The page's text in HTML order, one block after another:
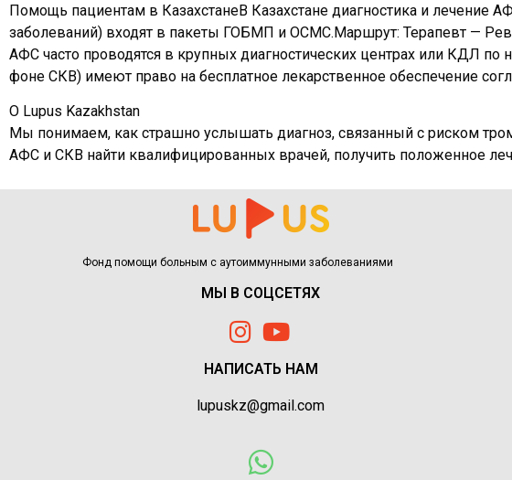
Помощь пациентам в КазахстанеВ Казахстане диагностика и лечение
заболеваний) входят в пакеты ГОБМП и ОСМС.Маршрут: Терапевт —
АФС часто проводятся в крупных диагностических центрах или КДЛ
фоне СКВ) имеют право на бесплатное лекарственное обеспечение
О Lupus Kazakhstan
Мы понимаем, как страшно услышать диагноз, связанный с риском
АФС и СКВ найти квалифицированных врачей, получить положенное
Фонд помощи больным с аутоиммунными заболеваниями
МЫ В СОЦСЕТЯХ
НАПИСАТЬ НАМ
lupuskz@gmail.com